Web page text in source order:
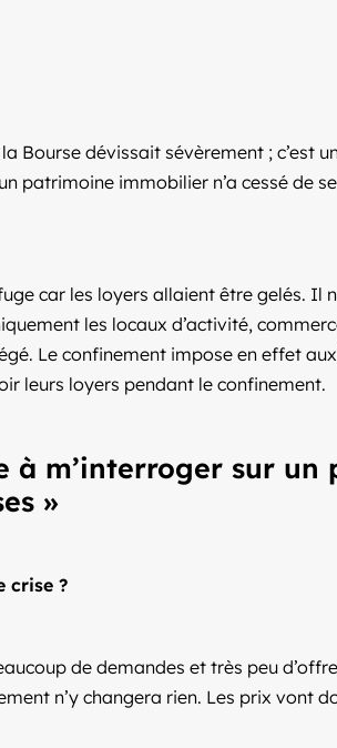
Bourse dévissait sévèrement ; c’est
patrimoine immobilier n’a cessé de
car les loyers allaient être gelés. Il
les locaux d’activité,
Le confinement impose en effet
leurs loyers pendant le confinement.
à m’interroger sur un
»
crise ?
de demandes et très peu
n’y changera rien. Les prix vont